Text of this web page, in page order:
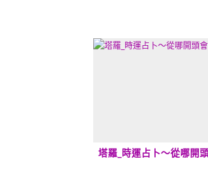
塔羅_時運占卜～從哪開